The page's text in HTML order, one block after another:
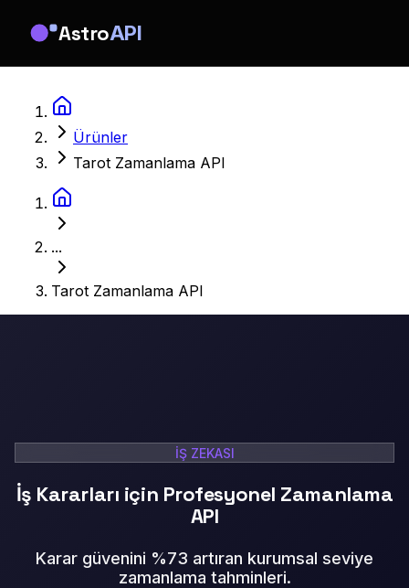
AstroAPI
Ürünler
Tarot Zamanlama API
...
Tarot Zamanlama API
İŞ ZEKASI
İş Kararları için Profesyonel Zamanlama
API
Karar güvenini %73 artıran kurumsal seviye
zamanlama tahminleri.